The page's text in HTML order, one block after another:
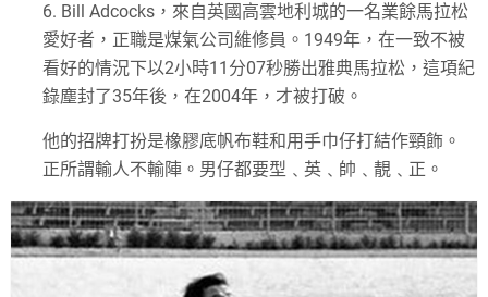
6. Bill Adcocks ，來自英國高雲地利城的一名業餘馬拉松
愛好者，正職是煤氣公司維修員。 1949年，在一致不被
看好的情況下以2小時11 分07秒勝出雅典馬拉松，這項紀
錄塵封了35年後，在2004年，才被打破。
他的招牌打扮是橡膠底帆布鞋和用手巾仔打結作頸飾。
正所謂輸人不輸陣。男仔都要型﹑英﹑帥﹑靚﹑正。